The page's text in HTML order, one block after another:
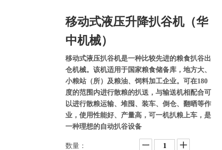
移动式液压升降扒谷机（华
中机械）
移动式液压扒谷机是一种比较先进的粮食扒谷出
仓机械。该机适用于国家粮食储备库，地方大、
小粮站（所）及粮油、饲料加工企业。可在180
度的范围内进行散粮的扒送，与输送机相配合可
以进行散粮运输、堆囤、装车、倒仓、翻晒等作
业，使用性能好、产量高，可一机扒粮上车，是
一种理想的自动扒谷设备
数量：